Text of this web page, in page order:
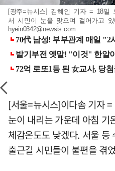
[광주=뉴시스] 김혜인 기자 = 18일
서 시민이 눈을 맞으며 걸어가고 있
hyein0342@newsis.com
[서울=뉴시스]이다솜 기자
눈이 내리는 가운데 아침 기
체감온도도 낮겠다. 서울 등
출근길 시민들이 불편을 겪